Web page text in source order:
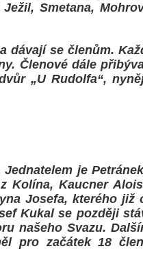
Smetana,
dávají se členům.
Členové dále
„U Rudolfa“,
je
Kolína, Kaucner
Josefa, kterého již
Kukal se později
našeho Svazu.
pro začátek 18